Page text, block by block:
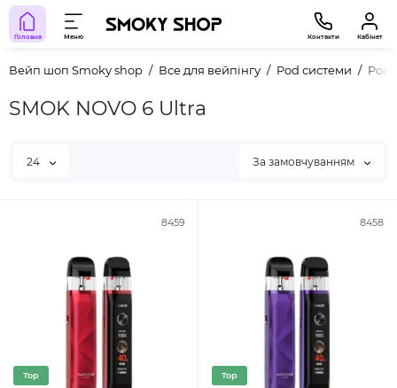
Головна Меню Контакти Кабінет
Вейп шоп Smoky shop Все для вейпінгу Pod системи Pod
SMOK NOVO 6 Ultra
24 За замовчуванням
8459
Top
8458
Top